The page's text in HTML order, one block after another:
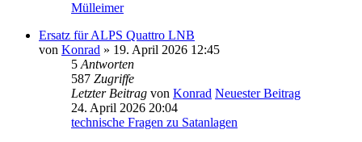
Mülleimer
Ersatz für ALPS Quattro LNB
von Konrad » 19. April 2026 12:45
5Antworten
587 Zugriffe
Letzter Beitrag von Konrad Neuester Beitrag
24. April 2026 20:04
technische Fragen zu Satanlagen